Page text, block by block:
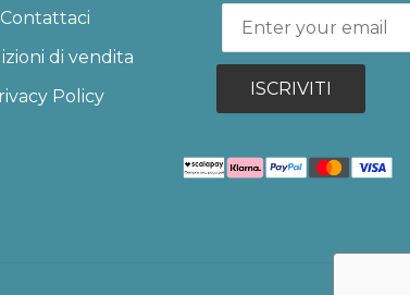
Contattaci
di vendita
Policy
ISCRIVITI